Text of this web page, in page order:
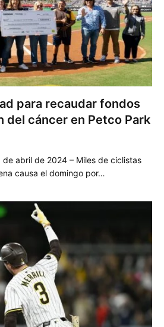
para recaudar fondos
del cáncer en Petco Park
de abril de 2024 – Miles de ciclistas
causa el domingo por…